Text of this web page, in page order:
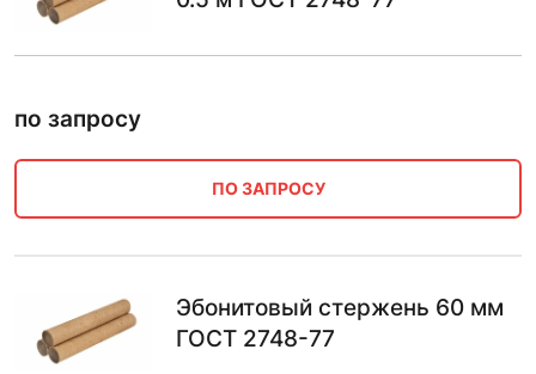
по запросу
ПО ЗАПРОСУ
Эбонитовый стержень 60 мм
ГОСТ 2748-77